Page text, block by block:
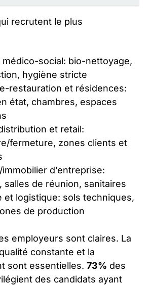
recrutent le plus
médico-social: bio-nettoyage,
hygiène stricte
restauration et résidences:
état, chambres, espaces
et retail:
fermeture, zones clients et
d’entreprise:
salles de réunion, sanitaires
et logistique: sols techniques,
de production
employeurs sont claires. La
constante et la
sont essentielles. 73% des
des candidats ayant